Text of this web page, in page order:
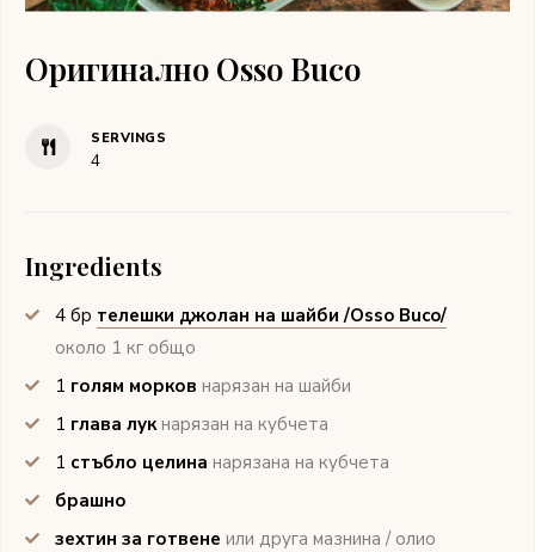
Оригинално Osso Buco
SERVINGS
4
Ingredients
4 бр телешки джолан на шайби /Osso Buco/
около 1 кг общо
1 голям морков нарязан на шайби
1 глава лук нарязан на кубчета
1 стъбло целина нарязана на кубчета
брашно
зехтин за готвене или друга мазнина / олио